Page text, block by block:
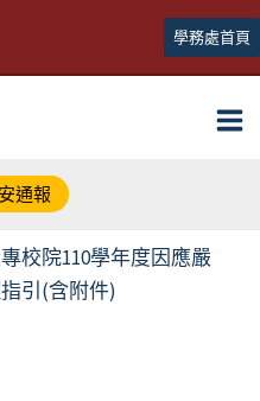
學務處首頁
通報
校院110學年度因應嚴
引(含附件)